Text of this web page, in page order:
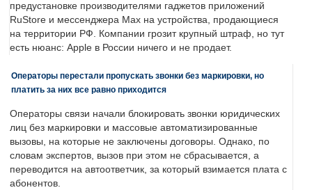
предустановке производителями гаджетов приложений
RuStore и мессенджера Max на устройства, продающиеся
на территории РФ. Компании грозит крупный штраф, но тут
есть нюанс: Apple в России ничего и не продает.
Операторы перестали пропускать звонки без маркировки, но
платить за них все равно приходится
Операторы связи начали блокировать звонки юридических
лиц без маркировки и массовые автоматизированные
вызовы, на которые не заключены договоры. Однако, по
словам экспертов, вызов при этом не сбрасывается, а
переводится на автоответчик, за который взимается плата с
абонентов.